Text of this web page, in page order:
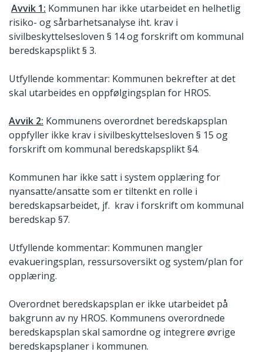
Avvik 1: Kommunen har ikke utarbeidet en helhetlig
risiko- og sårbarhetsanalyse iht. krav i
sivilbeskyttelsesloven § 14 og forskrift om kommunal
beredskapsplikt § 3.
Utfyllende kommentar: Kommunen bekrefter at det
skal utarbeides en oppfølgingsplan for HROS.
Avvik 2: Kommunens overordnet beredskapsplan
oppfyller ikke krav i sivilbeskyttelsesloven § 15 og
forskrift om kommunal beredskapsplikt §4.
Kommunen har ikke satt i system opplæring for
nyansatte/ansatte som er tiltenkt en rolle i
beredskapsarbeidet, jf. krav i forskrift om kommunal
beredskap §7.
Utfyllende kommentar: Kommunen mangler
evakueringsplan, ressursoversikt og system/plan for
opplæring.
Overordnet beredskapsplan er ikke utarbeidet på
bakgrunn av ny HROS. Kommunens overordnede
beredskapsplan skal samordne og integrere øvrige
beredskapsplaner i kommunen.